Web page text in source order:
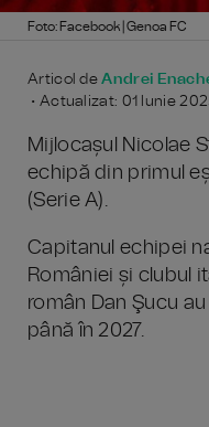
Foto: Facebook | Genoa FC
Articol deAndrei
• Actualizat: 01 Iunie
Mijlocașul Nicolae
echipă din primul
(Serie A).
Capitanul echipei
României și clubul
român Dan Şucu
până în 2027.